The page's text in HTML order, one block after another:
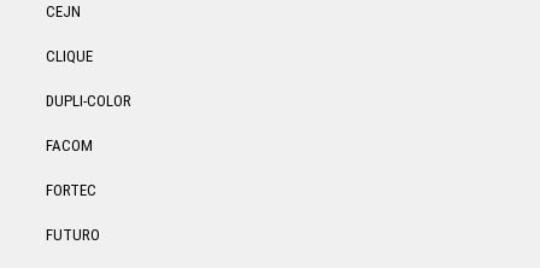
CEJN
CLIQUE
DUPLI-COLOR
FACOM
FORTEC
FUTURO